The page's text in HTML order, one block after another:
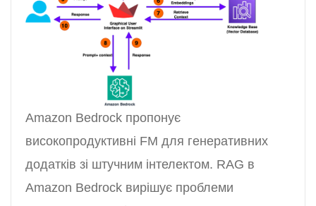
Amazon Bedrock пропонує
високопродуктивні FM для генеративних
додатків зі штучним інтелектом. RAG в
Amazon Bedrock вирішує проблеми